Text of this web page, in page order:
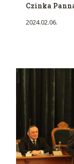
Czinka
2024.02.06.